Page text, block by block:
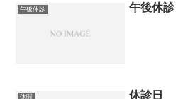
午後休診 午後休診
休暇 休診日